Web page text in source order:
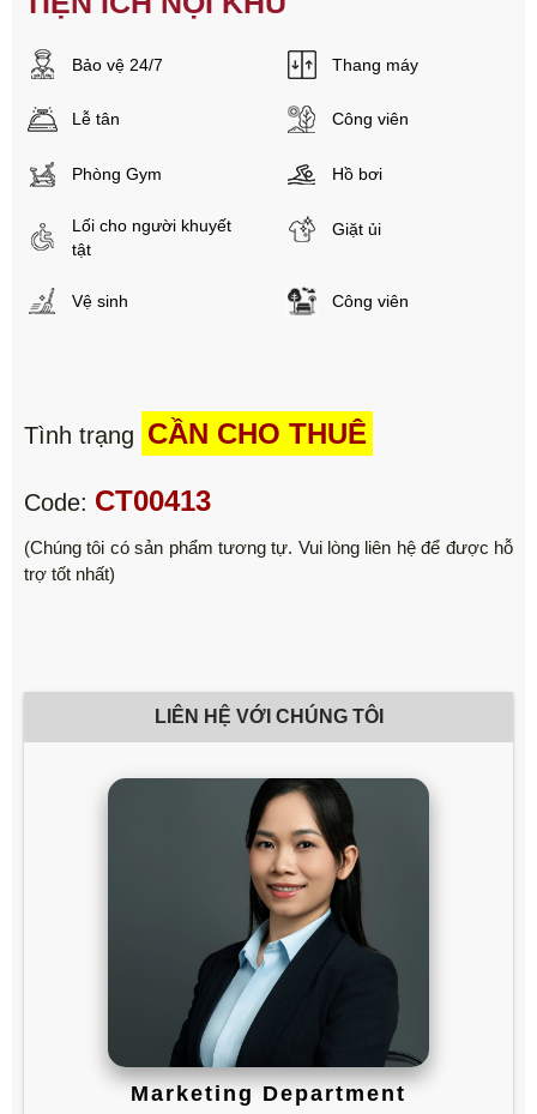
Bảo vệ 24/7 Thang máy
Lễ tân Công viên
Phòng Gym Hồ bơi
Lối cho người khuyết
tật
Giặt ủi
Vệ sinh Công viên
Tình trạng CẦN CHO THUÊ
Code: CT00413
(Chúng tôi có sản phẩm tương tự. Vui lòng liên hệ để được hỗ
trợ tốt nhất)
LIÊN HỆ VỚI CHÚNG TÔI
Marketing Department